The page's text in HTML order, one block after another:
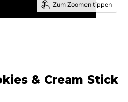
Zum Zoomen tippen
& Cream Stick